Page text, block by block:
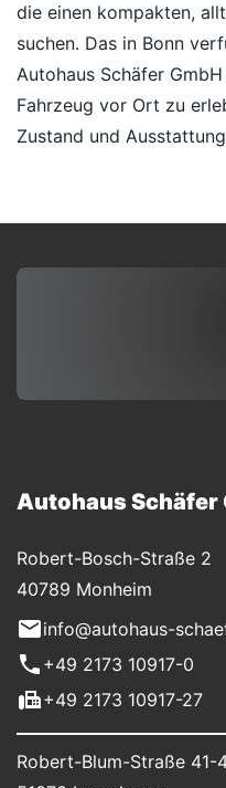
die einen kompakten,
suchen. Das in Bonn
Autohaus Schäfer
Fahrzeug vor Ort zu
Zustand und
Autohaus Schäfer
Robert-Bosch-Straße 2
40789 Monheim
info@autohaus-
+49 2173 10917-0
+49 2173 10917-27
Robert-Blum-Straße 41-